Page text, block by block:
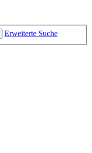
Erweiterte Suche